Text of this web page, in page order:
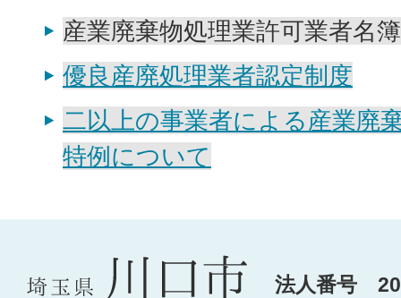
産業廃棄物処理業許可業者名簿
優良産廃処理業者認定制度
二以上の事業者による産業廃
特例について
法人番号